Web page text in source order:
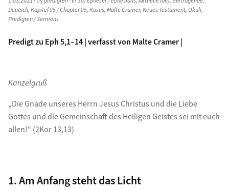
Deutsch,Kapitel 05 / Chapter 05,Kasus,Malte Cramer,Neues Testament,Okuli,
Predigten / Sermons
Predigt zu Eph 5,1–14 | verfasst von Malte Cramer |
Kanzelgruß
„Die Gnade unseres Herrn Jesus Christus und die Liebe
Gottes und die Gemeinschaft des Heiligen Geistes sei mit euch
allen!“ (2Kor 13,13)
1. Am Anfang steht das Licht